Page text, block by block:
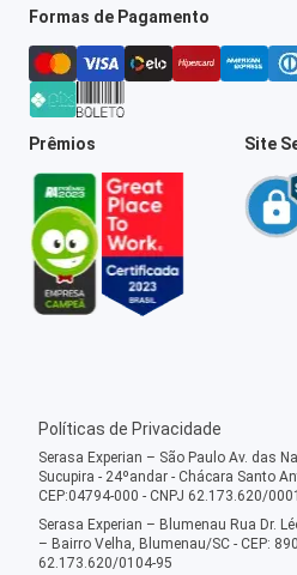
Formas de Pagamento
Prêmios Site
Políticas de Privacidade
Serasa Experian – São Paulo Av. das
Sucupira - 24ºandar - Chácara Santo
CEP:04794-000 - CNPJ 62.173.620/
Serasa Experian – Blumenau Rua Dr.
– Bairro Velha, Blumenau/SC - CEP:
62.173.620/0104-95